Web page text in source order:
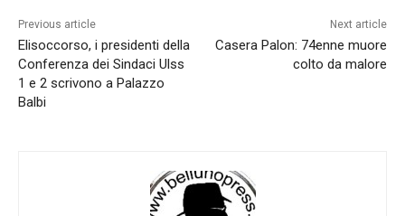
Previous article
Elisoccorso, i presidenti della
Conferenza dei Sindaci Ulss
1 e 2 scrivono a Palazzo
Balbi
Next article
Casera Palon: 74enne muore
colto da malore